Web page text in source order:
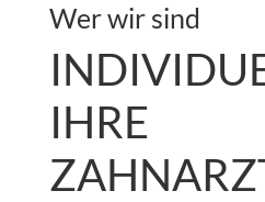
Wer wir sind
IHRE